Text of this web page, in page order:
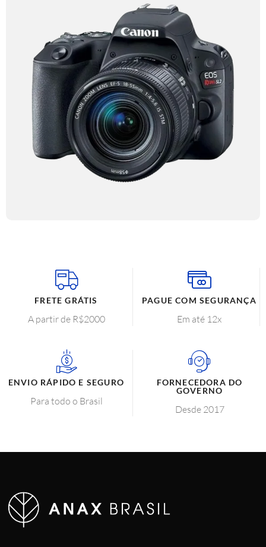
FRETE GRÁTIS
A partir de R$2000
PAGUE COM SEGURANÇA
Em até 12x
ENVIO RÁPIDO E SEGURO
Para todo o Brasil
FORNECEDORA DO
GOVERNO
Desde 2017